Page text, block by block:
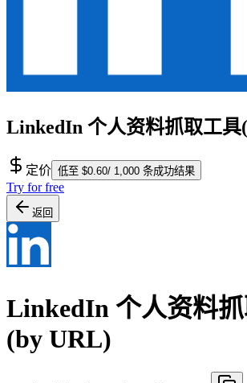
LinkedIn 个人资料抓取工具
定价 低至 $0.60/ 1,000 条成功结果
Try for free
返回
LinkedIn 个人资料
(by URL)